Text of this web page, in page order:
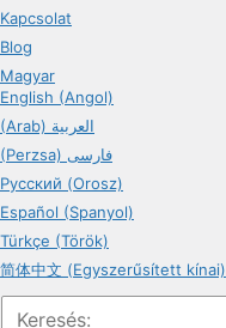
Kapcsolat
Blog
Magyar
English (Angol)
(Arab) العربية
(Perzsa) فارسی
Русский (Orosz)
Español (Spanyol)
Türkçe (Török)
简体中文 (Egyszerűsített kínai)